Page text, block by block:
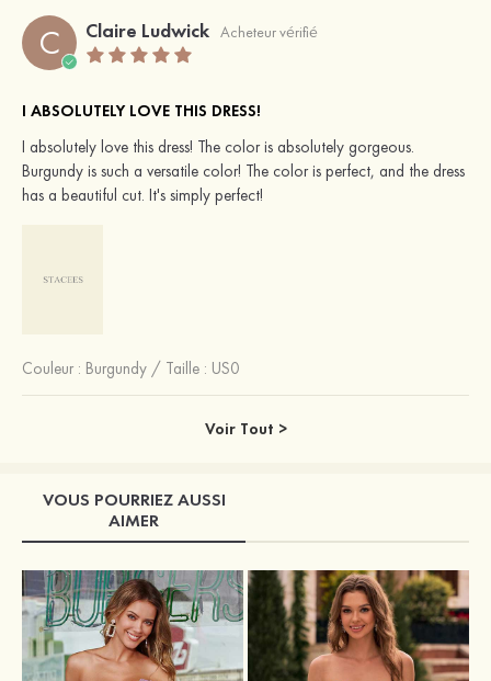
C Claire Ludwick Acheteur vérifié
I ABSOLUTELY LOVE THIS DRESS!
I absolutely love this dress! The color is absolutely gorgeous.
Burgundy is such a versatile color! The color is perfect, and the dress
has a beautiful cut. It's simply perfect!
Couleur : Burgundy / Taille : US0
Voir Tout >
VOUS POURRIEZ AUSSI
AIMER